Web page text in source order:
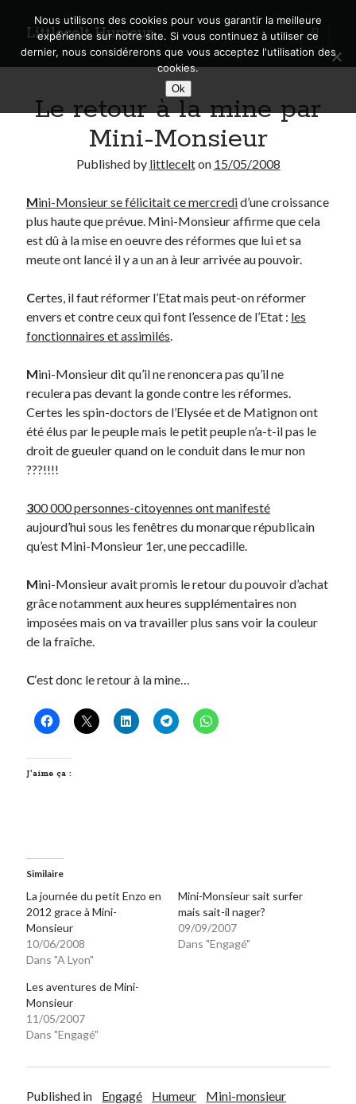
Littlecelt Humeur
open
primary
menu
Sidebar
Search
Derniers articles
Municipales 2026 : Lyon, Métropole et Caluire, mon choix pour l’avenir
Explorez les Chemins Enchantés à Vélo : Aventures Familiales près de
Lyon !
A quand une véritable place pour le vélo à Caluire dans la Métropole de
Lyon ?
Comment je vis ma vie sur un vélo
Derniers Commentaires
Entretien ménager dansT’as vu quoi ? #52
JF
dansC’était pas mieux avant… à Lyon
littlecelt
Renaud Ducher
Comment j’ai opéré ma vélorution toute
personnelle
Commentaires récents
Entretien ménagerdansT’as vu quoi ? #52
JFdansC’était pas mieux avant… à Lyon
littleceltdansComment j’ai opéré ma vélorution toute personnelle
Renaud DucherdansComment j’ai opéré ma vélorution toute
On parle de quoi ?
A Lyon
Engagé
Geek
Green
Humeur
Lectures
Lyon
Mini-monsieur
Non classé
Parole de Follower
Photos
Le retour à la mine par
Mini-Monsieur
Published by littlecelton 15/05/2008
Mini-Monsieur se félicitait ce mercredid’une croissance
plus haute que prévue. Mini-Monsieur affirme que cela
est dû à la mise en oeuvre des réformes que lui et sa
meute ont lancé il y a un an à leur arrivée au pouvoir.
Certes, il faut réformer l’Etat mais peut-on réformer
envers et contre ceux qui font l’essence de l’Etat : les
fonctionnaires et assimilés.
Mini-Monsieur dit qu’il ne renoncera pas qu’il ne
reculera pas devant la gonde contre les réformes.
Certes les spin-doctors de l’Elysée et de Matignon ont
été élus par le peuple mais le petit peuple n’a-t-il pas le
droit de gueuler quand on le conduit dans le mur non
???!!!!
300 000 personnes-citoyennes ont manifesté
aujourd’hui sous les fenêtres du monarque républicain
qu’est Mini-Monsieur 1er, une peccadille.
Mini-Monsieur avait promis le retour du pouvoir d’achat
grâce notamment aux heures supplémentaires non
imposées mais on va travailler plus sans voir la couleur
de la fraîche.
C‘est donc le retour à la mine…
J’aime ça :
Similaire
La journée du petit Enzo en
2012 grace à Mini-
Monsieur
10/06/2008
Dans "A Lyon"
Mini-Monsieur sait surfer
mais sait-il nager?
09/09/2007
Dans "Engagé"
Les aventures de Mini-
Monsieur
11/05/2007
Dans "Engagé"
Published in Engagé Humeur Mini-monsieur
Nous utilisons des cookies pour vous garantir la meilleure
expérience sur notre site. Si vous continuez à utiliser ce
dernier, nous considérerons que vous acceptez l'utilisation des
cookies.
Ok